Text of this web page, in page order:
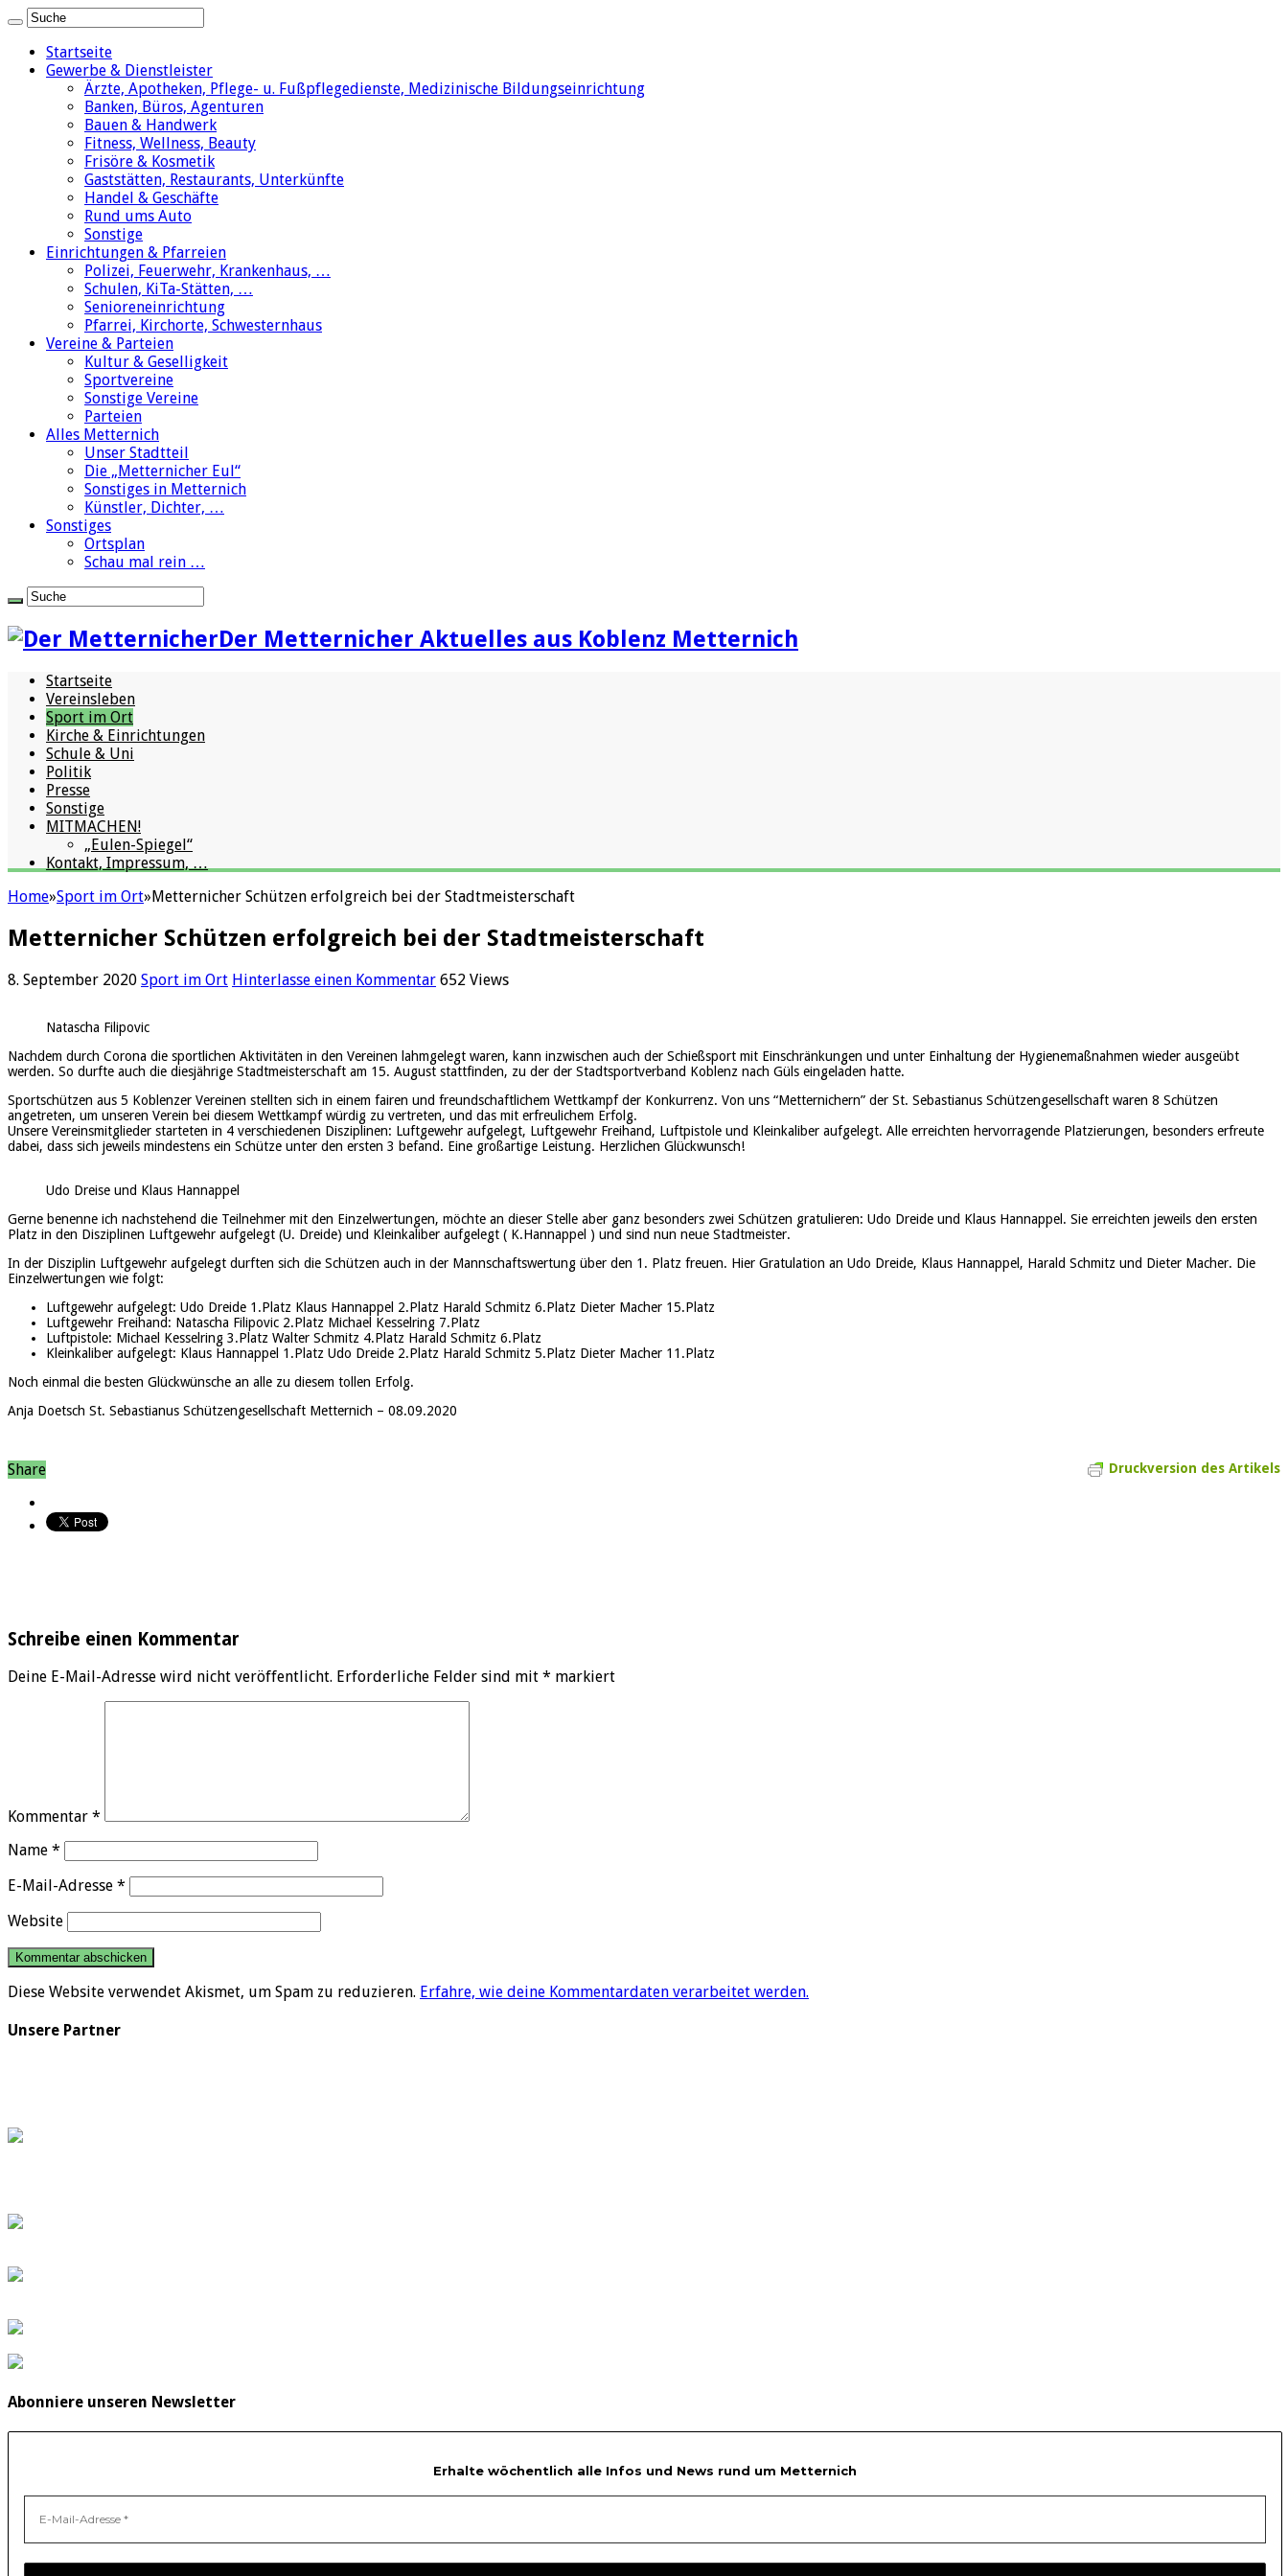
Startseite
Gewerbe & Dienstleister
Ärzte, Apotheken, Pflege- u. Fußpflegedienste, Medizinische Bildungseinrichtung
Banken, Büros, Agenturen
Bauen & Handwerk
Fitness, Wellness, Beauty
Frisöre & Kosmetik
Gaststätten, Restaurants, Unterkünfte
Handel & Geschäfte
Rund ums Auto
Sonstige
Einrichtungen & Pfarreien
Polizei, Feuerwehr, Krankenhaus, …
Schulen, KiTa-Stätten, …
Senioreneinrichtung
Pfarrei, Kirchorte, Schwesternhaus
Vereine & Parteien
Kultur & Geselligkeit
Sportvereine
Sonstige Vereine
Parteien
Alles Metternich
Unser Stadtteil
Die „Metternicher Eul“
Sonstiges in Metternich
Künstler, Dichter, …
Sonstiges
Ortsplan
Schau mal rein …
Der Metternicher Aktuelles aus Koblenz Metternich
Startseite
Vereinsleben
Sport im Ort
Kirche & Einrichtungen
Schule & Uni
Politik
Presse
Sonstige
MITMACHEN!
„Eulen-Spiegel“
Kontakt, Impressum, …
Home»Sport im Ort»Metternicher Schützen erfolgreich bei der Stadtmeisterschaft
Metternicher Schützen erfolgreich bei der Stadtmeisterschaft
8. September 2020 Sport im Ort Hinterlasse einen Kommentar 652 Views
Natascha Filipovic
Nachdem durch Corona die sportlichen Aktivitäten in den Vereinen lahmgelegt waren, kann inzwischen auch der Schießsport mit Einschränkungen und unter Einhaltung der Hygienemaßnahmen wieder ausgeübt
werden. So durfte auch die diesjährige Stadtmeisterschaft am 15. August stattfinden, zu der der Stadtsportverband Koblenz nach Güls eingeladen hatte.
Sportschützen aus 5 Koblenzer Vereinen stellten sich in einem fairen und freundschaftlichem Wettkampf der Konkurrenz. Von uns “Metternichern” der St. Sebastianus Schützengesellschaft waren 8 Schützen
angetreten, um unseren Verein bei diesem Wettkampf würdig zu vertreten, und das mit erfreulichem Erfolg.
Unsere Vereinsmitglieder starteten in 4 verschiedenen Disziplinen: Luftgewehr aufgelegt, Luftgewehr Freihand, Luftpistole und Kleinkaliber aufgelegt. Alle erreichten hervorragende Platzierungen, besonders erfreute
dabei, dass sich jeweils mindestens ein Schütze unter den ersten 3 befand. Eine großartige Leistung. Herzlichen Glückwunsch!
Udo Dreise und Klaus Hannappel
Gerne benenne ich nachstehend die Teilnehmer mit den Einzelwertungen, möchte an dieser Stelle aber ganz besonders zwei Schützen gratulieren: Udo Dreide und Klaus Hannappel. Sie erreichten jeweils den ersten
Platz in den Disziplinen Luftgewehr aufgelegt (U. Dreide) und Kleinkaliber aufgelegt ( K.Hannappel ) und sind nun neue Stadtmeister.
In der Disziplin Luftgewehr aufgelegt durften sich die Schützen auch in der Mannschaftswertung über den 1. Platz freuen. Hier Gratulation an Udo Dreide, Klaus Hannappel, Harald Schmitz und Dieter Macher. Die
Einzelwertungen wie folgt:
Luftgewehr aufgelegt: Udo Dreide 1.Platz Klaus Hannappel 2.Platz Harald Schmitz 6.Platz Dieter Macher 15.Platz
Luftgewehr Freihand: Natascha Filipovic 2.Platz Michael Kesselring 7.Platz
Luftpistole: Michael Kesselring 3.Platz Walter Schmitz 4.Platz Harald Schmitz 6.Platz
Kleinkaliber aufgelegt: Klaus Hannappel 1.Platz Udo Dreide 2.Platz Harald Schmitz 5.Platz Dieter Macher 11.Platz
Noch einmal die besten Glückwünsche an alle zu diesem tollen Erfolg.
Anja Doetsch St. Sebastianus Schützengesellschaft Metternich – 08.09.2020
Druckversion des Artikels
Share
Schreibe einen Kommentar
Deine E-Mail-Adresse wird nicht veröffentlicht. Erforderliche Felder sind mit * markiert
Kommentar *
Name *
E-Mail-Adresse *
Website
Diese Website verwendet Akismet, um Spam zu reduzieren. Erfahre, wie deine Kommentardaten verarbeitet werden.
Unsere Partner
Abonniere unseren Newsletter
Erhalte wöchentlich alle Infos und News rund um Metternich